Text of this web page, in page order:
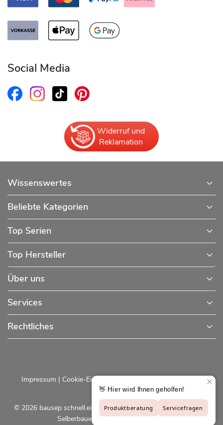
Social Media
Widerruf und
Reklamation
Wissenswertes
Beliebte Kategorien
Top Serien
Top Hersteller
Über uns
Services
Rechtliches
© 2026 bausep schnell.einfach.preiswert - Baustoffe online für
Selberbauer und Profis |bausep.de
Impressum | Cookie-Einstellungen